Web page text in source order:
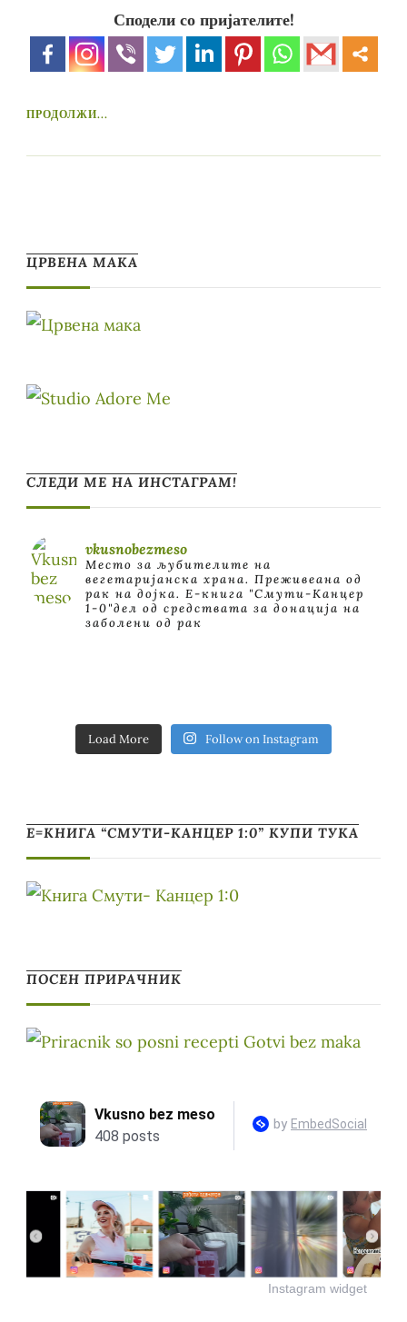
Сподели со пријателите!
ПРОДОЛЖИ...
ЦРВЕНА МАКА
СЛЕДИ МЕ НА ИНСТАГРАМ!
vkusnobezmeso
Место за љубителите на
вегетаријанска храна. Преживеана од
рак на дојка. E-книга "Смути-Канцер
1-0"дел од средствата за донација на
заболени од рак
Load More Follow on Instagram
Е=КНИГА “СМУТИ-КАНЦЕР 1:0” КУПИ ТУКА
ПОСЕН ПРИРАЧНИК
Instagram widget